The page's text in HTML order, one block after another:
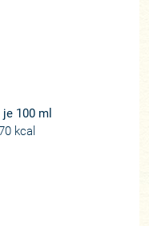
100 ml
kcal